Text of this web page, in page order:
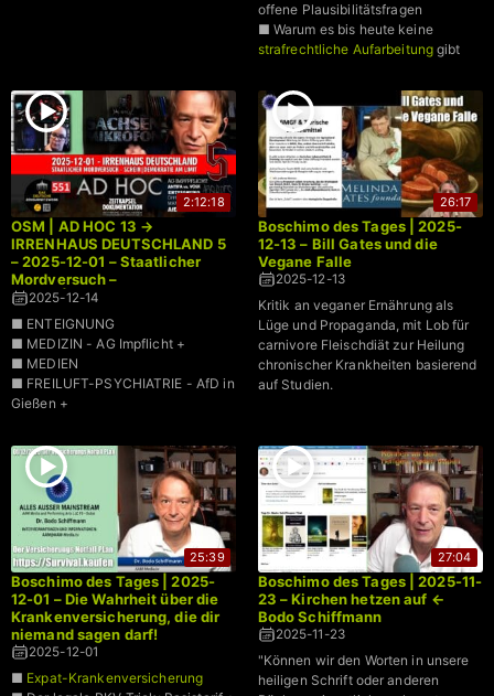
offene Plausibilitätsfragen
■ Warum es bis heute keine
strafrechtliche Aufarbeitung gibt
2:12:18
OSM | AD HOC 13 →
IRRENHAUS DEUTSCHLAND 5
– 2025-12-01 – Staatlicher
Mordversuch –
Schein|Demokratie am Limit
2025-12-14
■ ENTEIGNUNG
■ MEDIZIN - AG Impflicht +
■ MEDIEN
■ FREILUFT-PSYCHIATRIE - AfD in
Gießen +
26:17
Boschimo des Tages | 2025-
12-13 – Bill Gates und die
Vegane Falle
2025-12-13
Kritik an veganer Ernährung als
Lüge und Propaganda, mit Lob für
carnivore Fleischdiät zur Heilung
chronischer Krankheiten basierend
auf Studien.
25:39
Boschimo des Tages | 2025-
12-01 – Die Wahrheit über die
Krankenversicherung, die dir
niemand sagen darf!
2025-12-01
■ Expat-Krankenversicherung
27:04
Boschimo des Tages | 2025-11-
23 – Kirchen hetzen auf ←
Bodo Schiffmann
2025-11-23
"Können wir den Worten in unsere
heiligen Schrift oder anderen